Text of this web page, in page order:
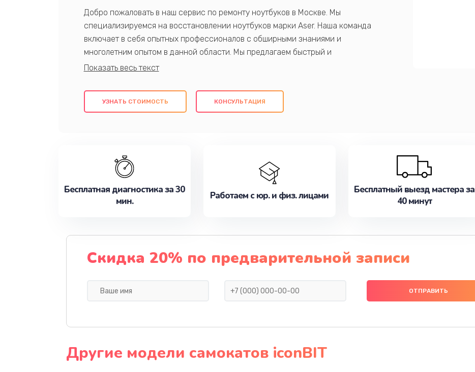
Добро пожаловать в наш сервис по ремонту ноутбуков в Москве. Мы
специализируемся на восстановлении ноутбуков марки Aser. Наша команда
включает в себя опытных профессионалов с обширными знаниями и
многолетним опытом в данной области. Мы предлагаем быстрый и
качественный ремонт с использованием оригинальных компонентов, а также
клиентам надежное и профессиональное обслуживание, удовлетворяя их
потребности наилучшим образом. Не медлите записаться на ремонт уже
УЗНАТЬ СТОИМОСТЬ КОНСУЛЬТАЦИЯ
Бесплатная диагностика за 30
мин.
Работаем с юр. и физ. лицами
Бесплатный выезд мастера за
40 минут
Скидка 20% по предварительной записи
Другие модели самокатов iconBIT